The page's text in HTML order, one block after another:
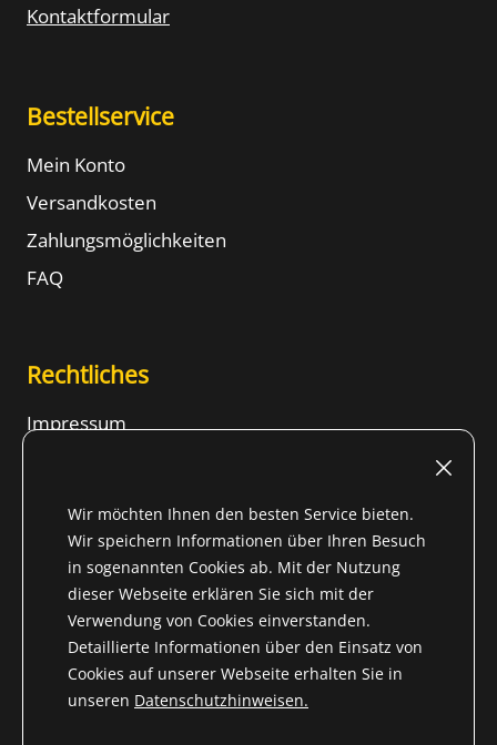
Kontaktformular
Bestellservice
Mein Konto
Versandkosten
Zahlungsmöglichkeiten
FAQ
Rechtliches
Impressum
Datenschutzhinweise
Inhalt
Wir möchten Ihnen den besten Service bieten.
Wir speichern Informationen über Ihren Besuch
in sogenannten Cookies ab. Mit der Nutzung
dieser Webseite erklären Sie sich mit der
Verwendung von Cookies einverstanden.
Detaillierte Informationen über den Einsatz von
Cookies auf unserer Webseite erhalten Sie in
unseren Datenschutzhinweisen.